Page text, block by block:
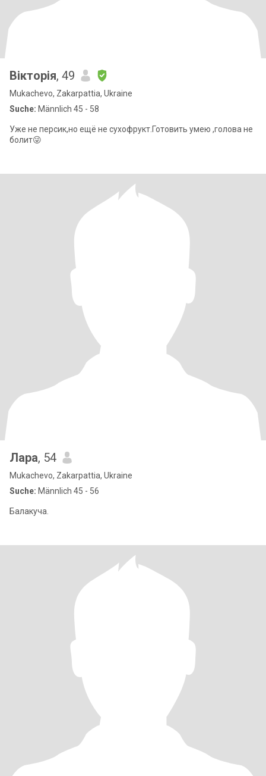
Вікторія, 49
Mukachevo, Zakarpattia, Ukraine
Suche: Männlich 45 - 58
Уже не персик,но ещё не сухофрукт.Готовить умею ,голова не
болит😜
Лара, 54
Mukachevo, Zakarpattia, Ukraine
Suche: Männlich 45 - 56
Балакуча.